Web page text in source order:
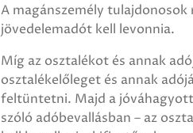
A magánszemély
jövedelemadót kell levonnia.
Míg az osztalékot és annak
osztalékelőleget és annak
feltüntetni. Majd a
szóló adóbevallásban – az